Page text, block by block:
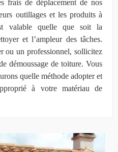
frais de déplacement de nos
outillages et les produits à
valable quelle que soit la
et l’ampleur des tâches.
ou un professionnel, sollicitez
démoussage de toiture. Vous
quelle méthode adopter et
à votre matériau de